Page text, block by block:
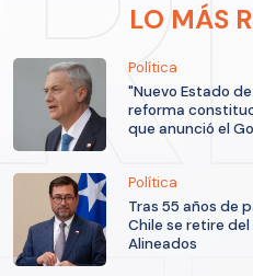
LO MÁS
Política
"Nuevo Estado
reforma
que anunció el
Política
Tras 55 años de
Chile se retire
Alineados